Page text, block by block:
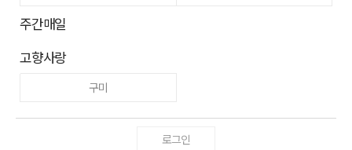
주간매일
고향사랑
구미
로그인